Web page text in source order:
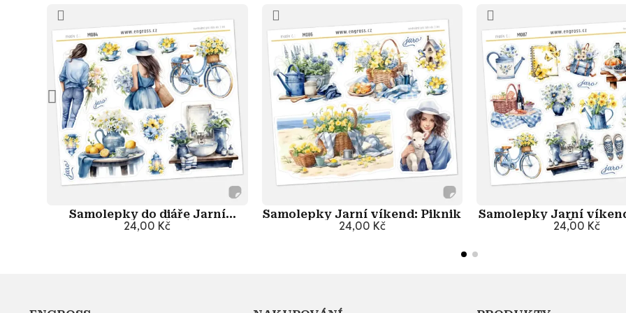
Samolepky do diáře Jarní
víkend: Zátiší
24,00 Kč
Přidat do košíku
Samolepky Jarní víkend: Piknik
24,00 Kč
Přidat do košíku
Samolepky Jarní
& Žlutá
24,00 Kč
Přidat do košíku